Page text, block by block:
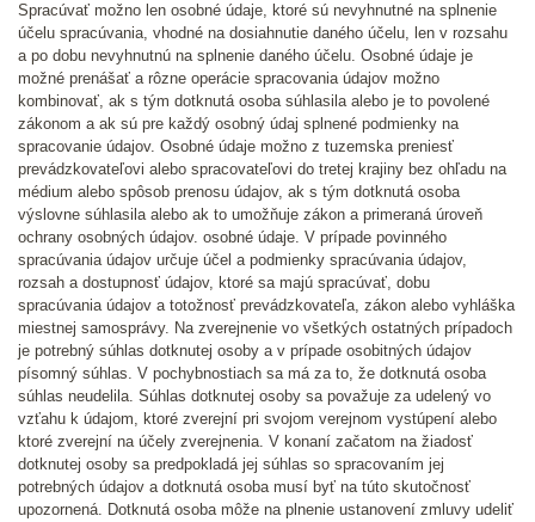
Spracúvať možno len osobné údaje, ktoré sú nevyhnutné na splnenie
účelu spracúvania, vhodné na dosiahnutie daného účelu, len v rozsahu
a po dobu nevyhnutnú na splnenie daného účelu. Osobné údaje je
možné prenášať a rôzne operácie spracovania údajov možno
kombinovať, ak s tým dotknutá osoba súhlasila alebo je to povolené
zákonom a ak sú pre každý osobný údaj splnené podmienky na
spracovanie údajov. Osobné údaje možno z tuzemska preniesť
prevádzkovateľovi alebo spracovateľovi do tretej krajiny bez ohľadu na
médium alebo spôsob prenosu údajov, ak s tým dotknutá osoba
výslovne súhlasila alebo ak to umožňuje zákon a primeraná úroveň
ochrany osobných údajov. osobné údaje. V prípade povinného
spracúvania údajov určuje účel a podmienky spracúvania údajov,
rozsah a dostupnosť údajov, ktoré sa majú spracúvať, dobu
spracúvania údajov a totožnosť prevádzkovateľa, zákon alebo vyhláška
miestnej samosprávy. Na zverejnenie vo všetkých ostatných prípadoch
je potrebný súhlas dotknutej osoby a v prípade osobitných údajov
písomný súhlas. V pochybnostiach sa má za to, že dotknutá osoba
súhlas neudelila. Súhlas dotknutej osoby sa považuje za udelený vo
vzťahu k údajom, ktoré zverejní pri svojom verejnom vystúpení alebo
ktoré zverejní na účely zverejnenia. V konaní začatom na žiadosť
dotknutej osoby sa predpokladá jej súhlas so spracovaním jej
potrebných údajov a dotknutá osoba musí byť na túto skutočnosť
upozornená. Dotknutá osoba môže na plnenie ustanovení zmluvy udeliť